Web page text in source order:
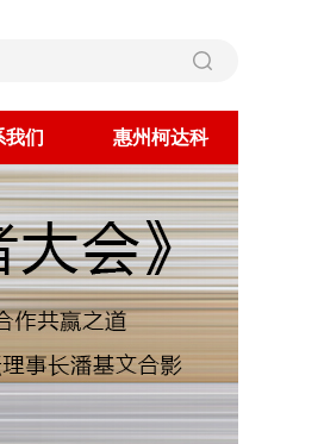
我们 惠州柯达科